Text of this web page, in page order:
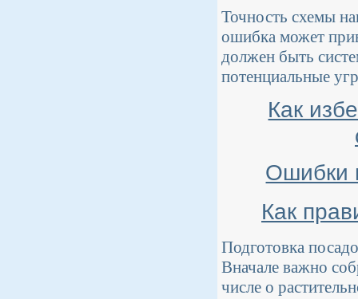
Точность схемы
ошибка может
должен быть
потенциальные
Как
Ошибки
Как
Подготовка
Вначале важно
числе о